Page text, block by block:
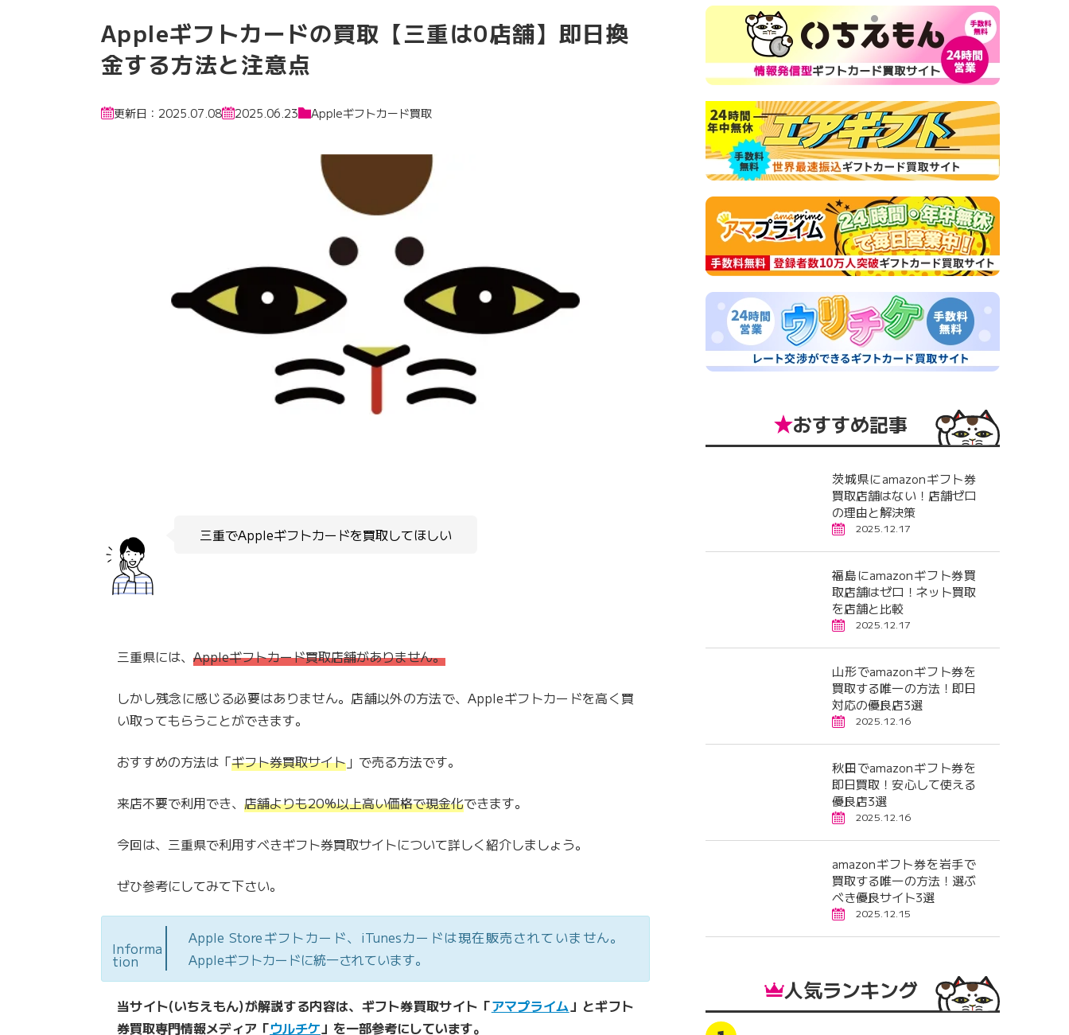
Appleギフトカードの買取【三重は0店舗】即日換
金する方法と注意点
更新日：2025.07.08 2025.06.23 Appleギフトカード買取
三重でAppleギフトカードを買取してほしい
三重県には、 Appleギフトカード買取店舗がありません。
しかし残念に感じる必要はありません。店舗以外の方法で、Appleギフトカードを高く買
い取ってもらうことができます。
おすすめの方法は「ギフト券買取サイト 」で売る方法です。
来店不要で利用でき、 店舗よりも20%以上高い価格で現金化できます。
今回は、三重県で利用すべきギフト券買取サイトについて詳しく紹介しましょう。
ぜひ参考にしてみて下さい。
Informa
tion
Apple Storeギフトカード、iTunesカードは現在販売されていません。
Appleギフトカードに統一されています。
当サイト(いちえもん)が解説する内容は、ギフト券買取サイト「アマプライム 」とギフト
券買取専門情報メディア「ウルチケ 」を一部参考にしています。
おすすめ記事
茨城県にamazonギフト券
買取店舗はない！店舗ゼロ
の理由と解決策
2025.12.17
福島にamazonギフト券買
取店舗はゼロ！ネット買取
を店舗と比較
2025.12.17
山形でamazonギフト券を
買取する唯一の方法！即日
対応の優良店3選
2025.12.16
秋田でamazonギフト券を
即日買取！安心して使える
優良店3選
2025.12.16
amazonギフト券を岩手で
買取する唯一の方法！選ぶ
べき優良サイト3選
2025.12.15
人気ランキング